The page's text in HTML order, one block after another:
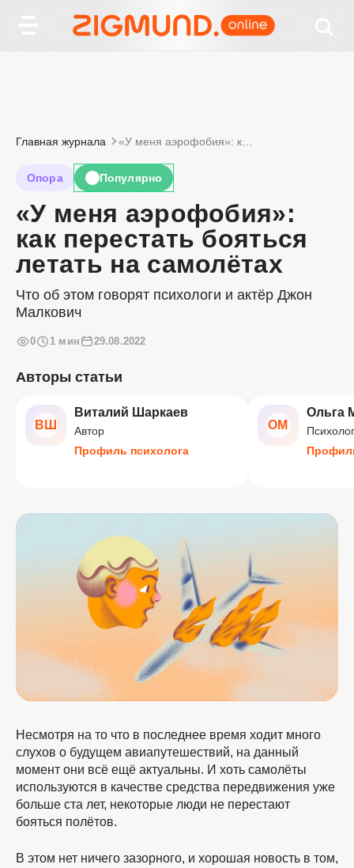
Главная журнала
Опора Популярно
«У меня аэрофобия»:
как перестать бояться
летать на самолётах
Что об этом говорят психологи и актёр Джон
Малкович
0 1 мин 29.08.2022
Авторы статьи
ВШ
Виталий Шаркаев
Автор
Профиль психолога
ОМ
Ольга
Несмотря на то что в последнее время ходит много
слухов о будущем авиапутешествий, на данный
момент они всё ещё актуальны. И хоть самолёты
используются в качестве средства передвижения уже
больше ста лет, некоторые люди не перестают
бояться полётов.
В этом нет ничего зазорного, и хорошая новость в том,